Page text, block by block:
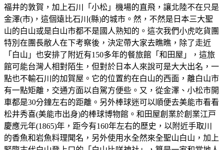
福井的敦賀，加上石川「小松」機場的直飛，讓北陸不在只是
金澤(市)，這個遠比石川(縣)的城市。然，不然是日本三大聖
山的白山或是白山市都不是國人熟知的。這次我們小虎吃貨團
特別在團長敝人在下考察後，決定帶大家去瞧瞧，除了走近
「白山」也安排了附近有150多年的餐旅館「和田屋」，這旅
館可能台灣人相對陌生，但對於日本人來說可是大大出名，一
點也不輸石川的加賀屋。它的位置約在白山的西面，離白山市
有一點矩離，交通方面以自駕方便些。又，從金澤、小松市開
車都是30分鐘左右的距離。另外棒球迷可以順便去美能市看看
松井秀喜(美能市出身)的棒球博物館。和田屋創業於創業江戸
慶應元年(1865)年，距今有160年左右的歷史，以附近手取川
的香魚和岩魚料理聞名，另外使用水全然來全聖山白山，加上